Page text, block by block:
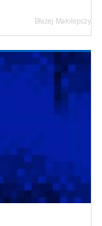
Błażej Małolepszy